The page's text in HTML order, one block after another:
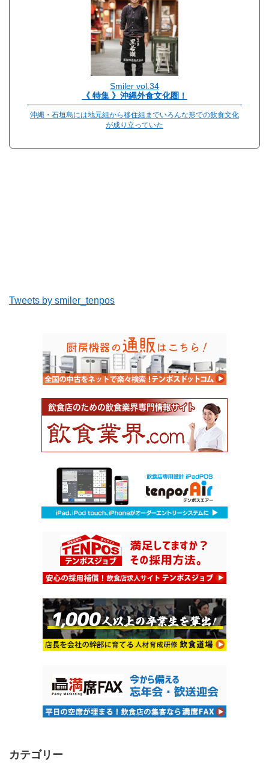
Smiler vol.34
《 特集 》沖縄外食文化圏！
沖縄・石垣島には地元組から移住組までいろんな形での飲食文化
が成り立っていた
Tweets by smiler_tenpos
カテゴリー